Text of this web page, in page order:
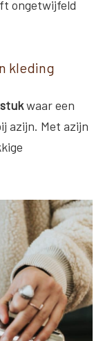
ongetwijfeld
kleding
waar een
azijn. Met azijn